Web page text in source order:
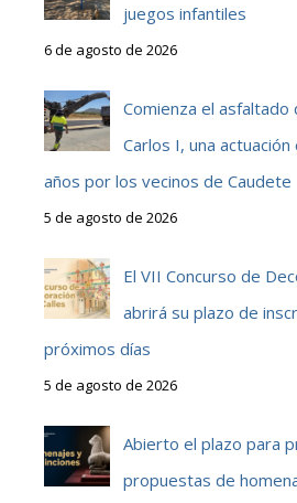
juegos infantiles
6 de agosto de 2026
Comienza el asfaltado
Carlos I, una
años por los vecinos de Caudete
5 de agosto de 2026
El VII Concurso de
abrirá su plazo de
próximos días
5 de agosto de 2026
Abierto el plazo para
propuestas de